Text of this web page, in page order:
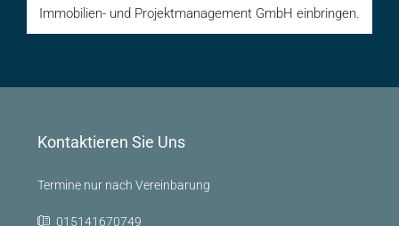
Immobilien- und Projektmanagement GmbH einbringen.
Kontaktieren Sie Uns
Termine nur nach Vereinbarung
015141670749